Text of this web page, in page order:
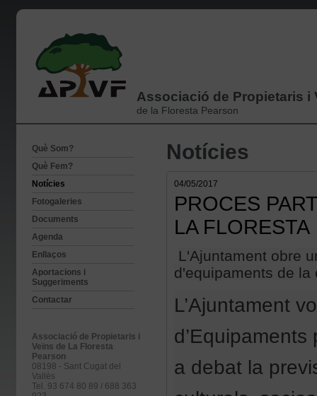
Associació de Propietaris i
de la Floresta Pearson
Què Som?
Què Fem?
Notícies
Fotogaleries
Documents
Agenda
Enllaços
Aportacions i
Suggeriments
Contactar
Associació de Propietaris i
Veïns de La Floresta
Pearson
08198 - Sant Cugat del
Vallès
Tel. 93 674 80 89 / 688 363
Notícies
04/05/2017
PROCES
LA FLORESTA
L'Ajuntament obre
d'equipaments de
L’Ajuntament
a debat la